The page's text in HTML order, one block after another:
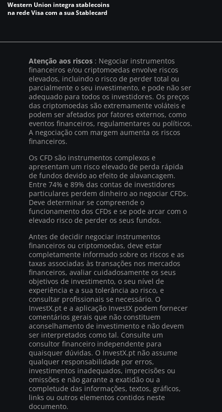
Western Union integra stablecoins
na rede Visa com a sua Stablecard
Atenção aos riscos : Negociar instrumentos
financeiros e/ou criptomoedas envolve riscos
elevados, incluindo o risco de perder total ou
parcialmente o seu investimento, e pode não ser
adequado para todos os investidores. Os preços
das criptomoedas são extremamente voláteis e
podem ser afetados por fatores externos, como
eventos financeiros, regulamentares ou políticos.
A negociação com margem aumenta os riscos
financeiros.
Os CFD são instrumentos complexos e
apresentam um risco elevado de perda rápida
de fundos devido ao efeito de alavancagem.
Entre 74% e 89% das contas de investidores
particulares perdem dinheiro ao negociar CFDs.
Deve determinar se compreende o
funcionamento dos CFDs e se pode arcar com o
elevado risco de perder os seus fundos.
Antes de decidir negociar instrumentos
financeiros ou criptomoedas, deve estar
completamente informado sobre os riscos e as
taxas associadas às transações nos mercados
financeiros, avaliar cuidadosamente os seus
objetivos de investimento, o seu nível de
experiência e a sua tolerância ao risco, e
consultar profissionais se necessário. O
InvestX.pt e a aplicação InvestX podem fornecer
comentários gerais que não constituem
aconselhamento de investimento e não devem
ser interpretados como tal. Consulte um
consultor financeiro independente para
quaisquer dúvidas. O InvestX.pt não assume
qualquer responsabilidade por erros,
investimentos inadequados, imprecisões ou
omissões e não garante a exatidão ou a
completude das informações, textos, gráficos,
links ou outros elementos contidos neste
documento.